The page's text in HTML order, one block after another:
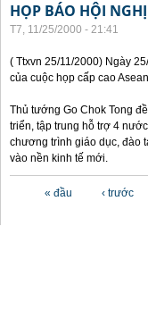
HỌP BÁO HỘI
T7, 11/25/2000 - 21:41
( Ttxvn 25/11/2000) Ngày
của cuộc họp cấp cao
Thủ tướng Go Chok Tong
triển, tập trung hỗ trợ 4
chương trình giáo dục, đào
vào nền kinh tế mới.
« đầu ‹ trước